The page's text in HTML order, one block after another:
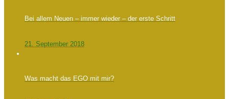
Bei allem Neuen – immer wieder – der erste Schritt
21. September 2018
Was macht das EGO mit mir?